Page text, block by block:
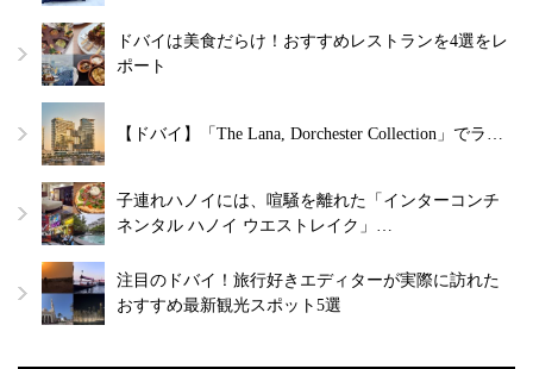
ドバイは美食だらけ！おすすめレストランを4選をレ
ポート
【ドバイ】「The Lana, Dorchester Collection」でラ…
子連れハノイには、喧騒を離れた「インターコンチ
ネンタル ハノイ ウエストレイク」…
注目のドバイ！旅行好きエディターが実際に訪れた
おすすめ最新観光スポット5選